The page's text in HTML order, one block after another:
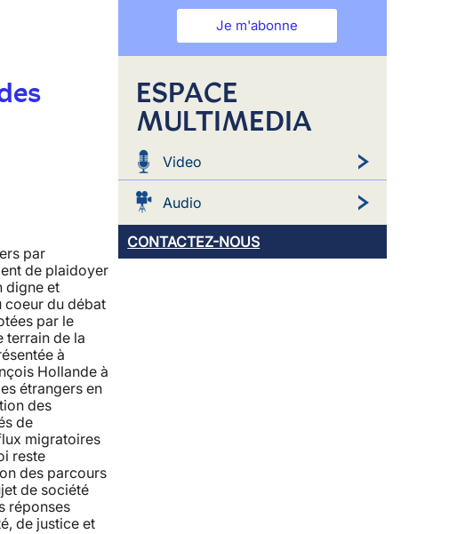
par
de plaidoyer
digne et
coeur du débat
par le
terrain de la
à
Hollande à
étrangers en
des
de
migratoires
reste
des parcours
de société
réponses
de justice et
Je m'abonne
ESPACE
MULTIMEDIA
Video
Audio
CONTACTEZ-NOUS